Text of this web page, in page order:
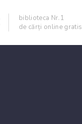
biblioteca Nr.1
de cărți online gratis